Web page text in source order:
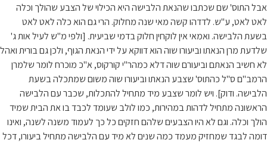
אבל התוס' שם שכתבו שהנאת הלבישה היא הכילוי של הצבע שהולך וכלה
לאט לאט, ע"ש. לדדהו קשה מאי שנה מחלוק. הרי גם הוא כלה לאט לאט
בשעת הלבישה. ואמאי אין לוקחין חלוק בדמי שביעית. [ולפי מ"ש לעיל אות ג'
שלדעת מרן הנאתו וביעורו שוה הוא דווקא על ידי הנאת הגוף, ולכן גם בורית ואהל
לא חשיב הנאתם וביעורם שוה דלא כמהר"י קורקוס, א"כ מוכרח לומר שלמרן
הרמב"ם ס"ל כהתוס' שצבע הנאתו וביעורו שוה משום שמתכלה בשעת
הלבישה. ודוק]. ויש לומר שצבע מיד מתחיל להתכלות, שכבר עם הלבישה
הראשונה מתחיל לדהות במהירות, כמו לולב שעומד לכבד בו את הבית שמיד
הולך וכלה. וגם לא היו הצבעים שלהם חזקים כל כך לעמוד משנה לשנה, ואינו
דומה לבגד שמחזיק מעמד כמה שנים לא מיד עם הלבישה מתחיל ביעורו, דכל